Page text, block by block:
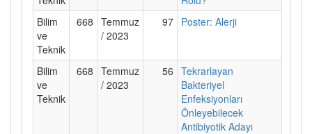
Bilim
ve
Teknik
668 Temmuz
/ 2023
97 Poster: Alerji
Bilim
ve
Teknik
668 Temmuz
/ 2023
56 Tekrarlayan
Bakteriyel
Enfeksiyonları
Önleyebilecek
Antibiyotik Adayı